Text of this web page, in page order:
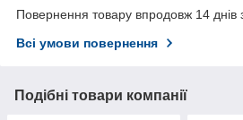
Повернення товару впродовж 14 днів
Всі умови повернення
Подібні товари компанії